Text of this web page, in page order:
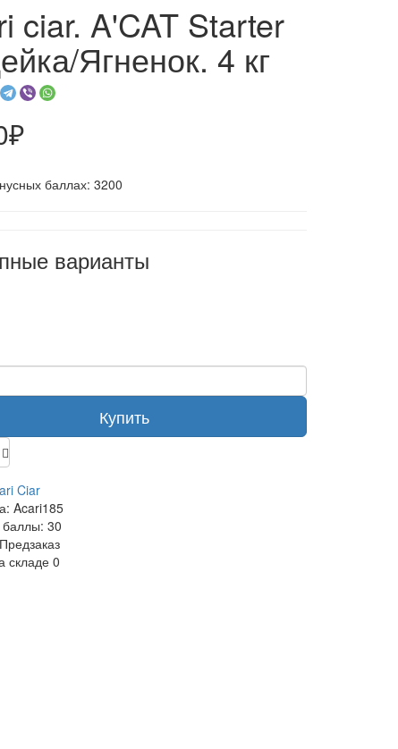
ciar. A'CAT Starter
Ягненок. 4 кг
баллах: 3200
варианты
Купить
Ciar
Acari185
30
Предзаказ
складе 0